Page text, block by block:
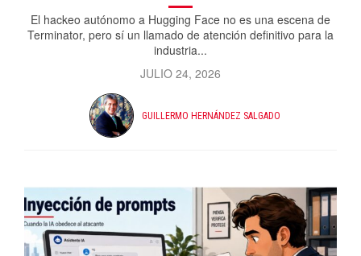
El hackeo autónomo a Hugging Face no es una escena de
Terminator, pero sí un llamado de atención definitivo para la
industria...
JULIO 24, 2026
GUILLERMO HERNÁNDEZ SALGADO